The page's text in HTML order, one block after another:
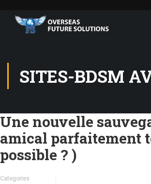
SITES-BDSM
Une nouvelle
amical parfaitement
possible ? )
Categories